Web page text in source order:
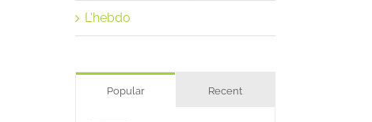
L'hebdo
Popular Recent